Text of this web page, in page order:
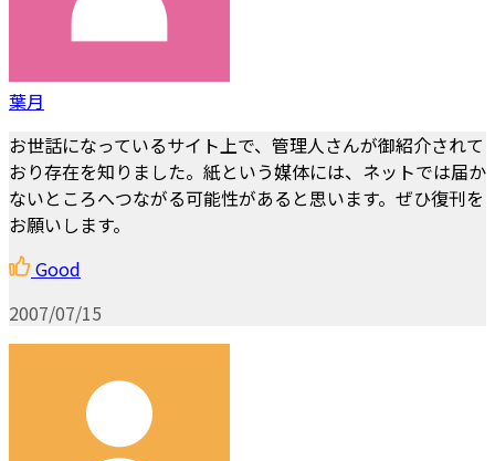
葉月
お世話になっているサイト上で、管理人さんが御紹介されて
おり存在を知りました。紙という媒体には、ネットでは届か
ないところへつながる可能性があると思います。ぜひ復刊を
お願いします。
Good
2007/07/15